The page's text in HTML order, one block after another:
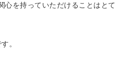
心を持っていただけることはとて
。